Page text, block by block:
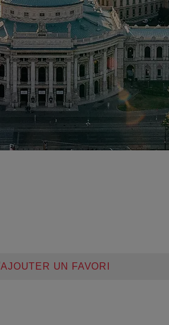
AJOUTER UN FAVORI